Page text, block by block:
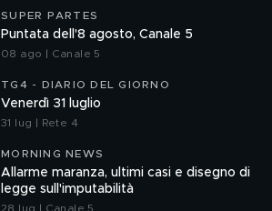
SUPER PARTES
Puntata dell'8 agosto, Canale 5
08 ago | Canale 5
TG4 - DIARIO DEL GIORNO
Venerdì 31 luglio
31 lug | Rete 4
MORNING NEWS
Allarme maranza, ultimi casi e disegno di
legge sull'imputabilità
28 lug | Canale 5